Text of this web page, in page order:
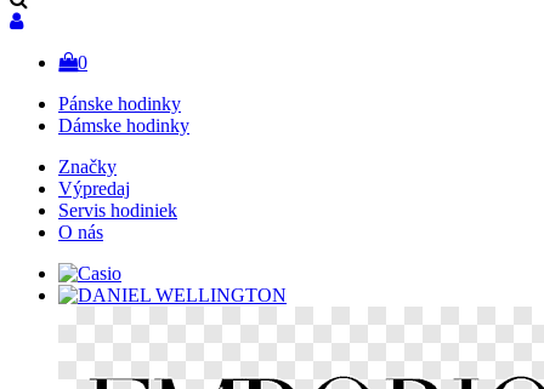
0
Pánske hodinky
Dámske hodinky
Značky
Výpredaj
Servis hodiniek
O nás